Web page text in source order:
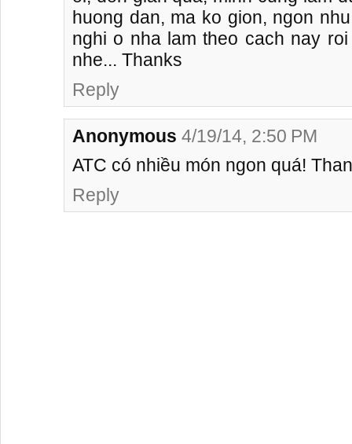
huong dan, ma ko gion, ngon
nghi o nha lam theo cach nay
nhe... Thanks
Reply
Anonymous 4/19/14, 2:50 PM
ATC có nhiều món ngon quá!
Reply